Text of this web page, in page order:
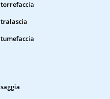
torrefaccia
tralascia
tumefaccia
saggia